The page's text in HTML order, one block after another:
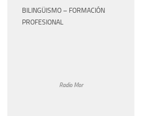
BILINGÜISMO – FORMACIÓN
PROFESIONAL
Radio Mor